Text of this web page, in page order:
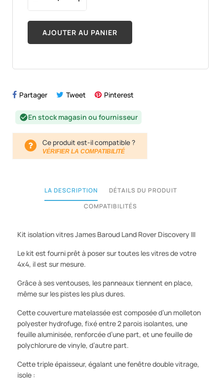
AJOUTER AU PANIER
Partager Tweet Pinterest
check_circleEn stock magasin ou fournisseur
Ce produit est-il compatible ?
VÉRIFIER LA COMPATIBILITÉ
LA DESCRIPTION
DÉTAILS DU PRODUIT
COMPATIBILITÉS
Kit isolation vitres James Baroud Land Rover Discovery III
Le kit est fourni prêt à poser sur toutes les vitres de votre
4x4, il est sur mesure.
Grâce à ses ventouses, les panneaux tiennent en place,
même sur les pistes les plus dures.
Cette couverture matelassée est composée d’un molleton
polyester hydrofuge, fixé entre 2 parois isolantes, une
feuille aluminisée, renforcée d’une part, et une feuille de
polychlorure de vinyle, d’autre part.
Cette triple épaisseur, égalant une fenêtre double vitrage,
isole :